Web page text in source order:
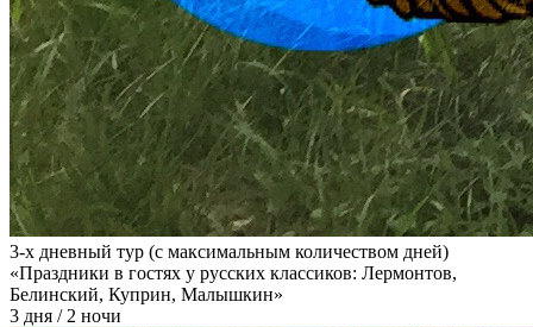
3-х дневный тур (с максимальным количеством дней)
«Праздники в гостях у русских классиков: Лермонтов,
Белинский, Куприн, Малышкин»
3 дня / 2 ночи